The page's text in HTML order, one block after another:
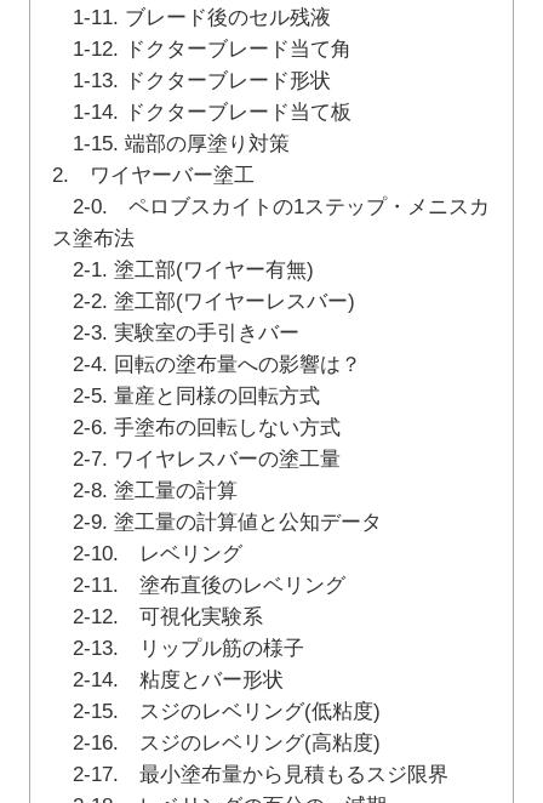
1-11. ブレード後のセル残液
1-12. ドクターブレード当て角
1-13. ドクターブレード形状
1-14. ドクターブレード当て板
1-15. 端部の厚塗り対策
2. ワイヤーバー塗工
2-0. ペロブスカイトの1ステップ・メニスカ
ス塗布法
2-1. 塗工部(ワイヤー有無)
2-2. 塗工部(ワイヤーレスバー)
2-3. 実験室の手引きバー
2-4. 回転の塗布量への影響は？
2-5. 量産と同様の回転方式
2-6. 手塗布の回転しない方式
2-7. ワイヤレスバーの塗工量
2-8. 塗工量の計算
2-9. 塗工量の計算値と公知データ
2-10. レベリング
2-11. 塗布直後のレベリング
2-12. 可視化実験系
2-13. リップル筋の様子
2-14. 粘度とバー形状
2-15. スジのレベリング(低粘度)
2-16. スジのレベリング(高粘度)
2-17. 最小塗布量から見積もるスジ限界